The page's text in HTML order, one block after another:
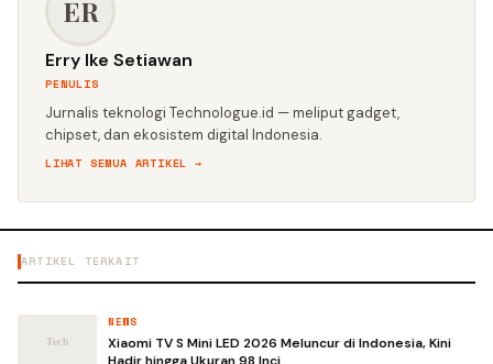
ER
Erry Ike Setiawan
PENULIS
Jurnalis teknologi Technologue.id — meliput gadget,
chipset, dan ekosistem digital Indonesia.
LIHAT SEMUA ARTIKEL →
ARTIKEL TERKAIT
NEWS
Xiaomi TV S Mini LED 2026 Meluncur di Indonesia, Kini